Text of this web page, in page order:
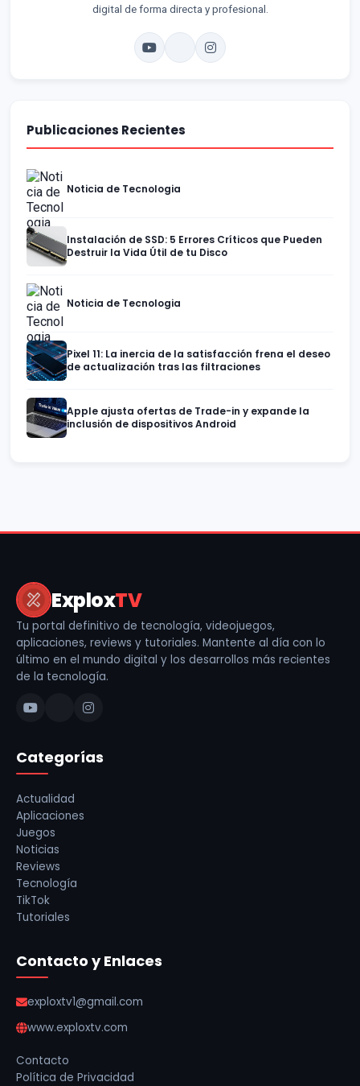
digital de forma directa y profesional.
Publicaciones Recientes
Noticia de Tecnologia
Instalación de SSD: 5 Errores Críticos que Pueden
Destruir la Vida Útil de tu Disco
Noticia de Tecnologia
Pixel 11: La inercia de la satisfacción frena el deseo
de actualización tras las filtraciones
Apple ajusta ofertas de Trade-in y expande la
inclusión de dispositivos Android
ExploxTV
Tu portal definitivo de tecnología, videojuegos,
aplicaciones, reviews y tutoriales. Mantente al día con lo
último en el mundo digital y los desarrollos más recientes
de la tecnología.
Categorías
Actualidad
Aplicaciones
Juegos
Noticias
Reviews
Tecnología
TikTok
Tutoriales
Contacto y Enlaces
exploxtv1@gmail.com
www.exploxtv.com
Contacto
Política de Privacidad